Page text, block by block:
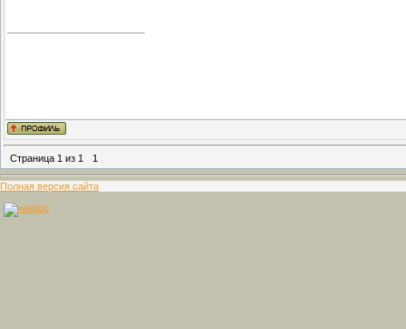
Страница 1 из 1 1
Полная версия сайта